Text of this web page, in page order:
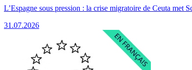
L’Espagne sous pression : la crise migratoire de Ceuta met
31.07.2026